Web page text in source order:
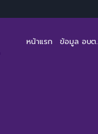
หน้าแรก ข้อมูล อบต.